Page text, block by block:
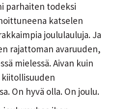
parhaiten todeksi
katselen
joululauluja. Ja
rajattoman avaruuden,
mielessä. Aivan kuin
kiitollisuuden
On hyvä olla. On joulu.